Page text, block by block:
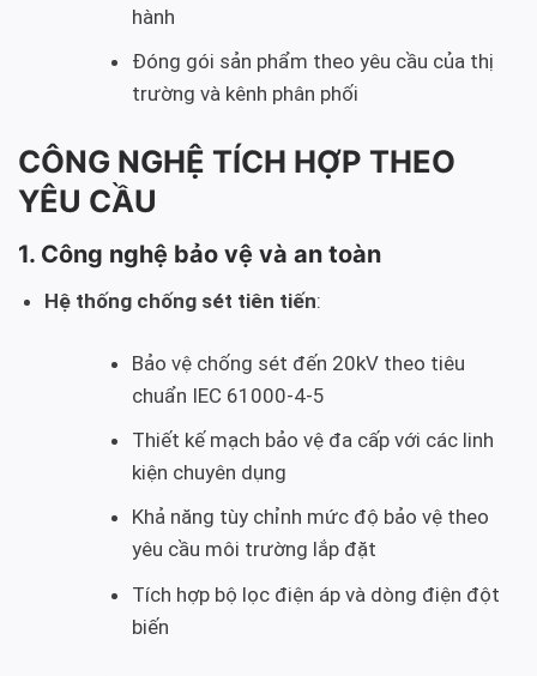
hành
Đóng gói sản phẩm theo yêu cầu của thị
trường và kênh phân phối
CÔNG NGHỆ TÍCH HỢP THEO
YÊU CẦU
1. Công nghệ bảo vệ và an toàn
Hệ thống chống sét tiên tiến:
Bảo vệ chống sét đến 20kV theo tiêu
chuẩn IEC 61000-4-5
Thiết kế mạch bảo vệ đa cấp với các linh
kiện chuyên dụng
Khả năng tùy chỉnh mức độ bảo vệ theo
yêu cầu môi trường lắp đặt
Tích hợp bộ lọc điện áp và dòng điện đột
biến